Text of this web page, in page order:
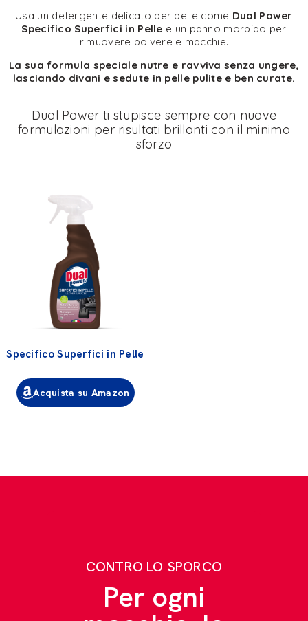
Usa un detergente delicato per pelle come Dual Power
Specifico Superfici in Pelle e un panno morbido per
rimuovere polvere e macchie.
La sua formula speciale nutre e ravviva senza ungere,
lasciando divani e sedute in pelle pulite e ben curate.
Dual Power ti stupisce sempre con nuove
formulazioni per risultati brillanti con il minimo
sforzo
Specifico Superfici in Pelle
Acquista su Amazon
CONTRO LO SPORCO
Per ogni